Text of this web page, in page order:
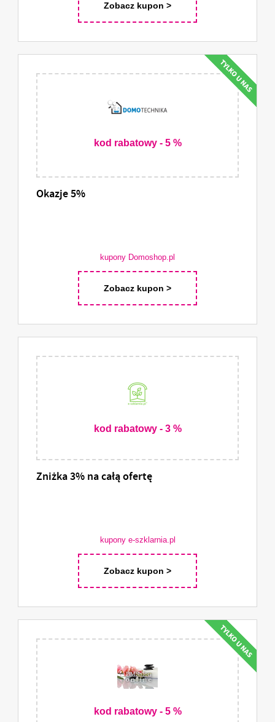
Zobacz kupon >
kod rabatowy - 5 %
Okazje 5%
kupony Domoshop.pl
Zobacz kupon >
kod rabatowy - 3 %
Zniżka 3% na całą ofertę
kupony e-szklarnia.pl
Zobacz kupon >
kod rabatowy - 5 %